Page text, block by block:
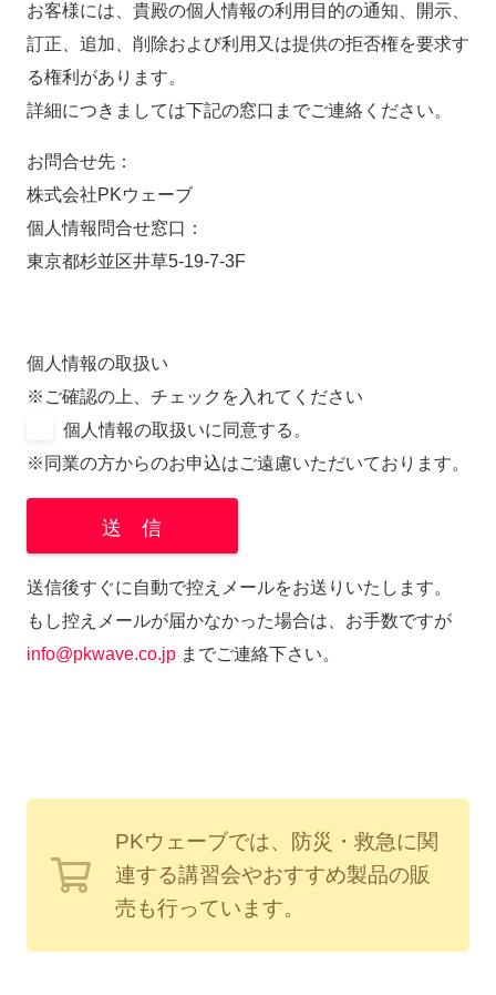
お客様には、貴殿の個人情報の利用目的の通知、開示、
訂正、追加、削除および利用又は提供の拒否権を要求す
る権利があります。
詳細につきましては下記の窓口までご連絡ください。
お問合せ先：
株式会社PKウェーブ
個人情報問合せ窓口：
東京都杉並区井草5-19-7-3F
個人情報の取扱い
※ご確認の上、チェックを入れてください
個人情報の取扱いに同意する。
※同業の方からのお申込はご遠慮いただいております。
送信後すぐに自動で控えメールをお送りいたします。
もし控えメールが届かなかった場合は、お手数ですが
info@pkwave.co.jp までご連絡下さい。
PKウェーブでは、防災・救急に関
連する講習会やおすすめ製品の販
売も行っています。